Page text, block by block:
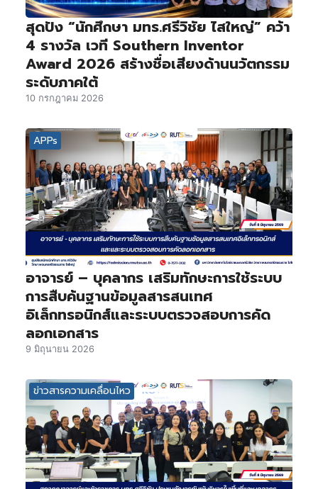
สุดปัง “นักศึกษา มทร.ศรีวิชัย ไสใหญ่” คว้า
4 รางวัล เวที Southern Inventor
Award 2026 สร้างชื่อเสียงด้านนวัตกรรม
ระดับภาคใต้
10 กรกฎาคม 2026
APPs
อาจารย์ – บุคลากร เสริมทักษะการใช้ระบบ
การสืบค้นฐานข้อมูลสารสนเทศ
อิเล็กทรอนิกส์และระบบตรวจสอบการคัด
ลอกเอกสาร
9 มิถุนายน 2026
ข่าวสารความเคลื่อนไหว